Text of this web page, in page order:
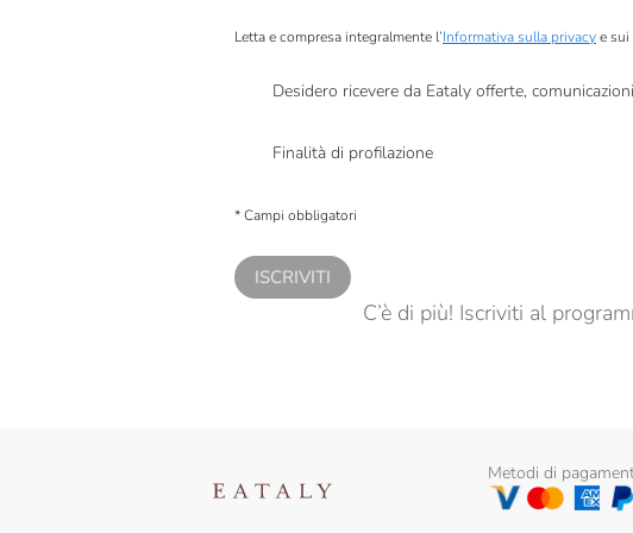
Letta e compresa integralmente l’Informativa sulla privacye sui
Desidero ricevere da Eataly offerte,
Finalità di profilazione
* Campi obbligatori
ISCRIVITI
C’è di più! Iscriviti al
Metodi di